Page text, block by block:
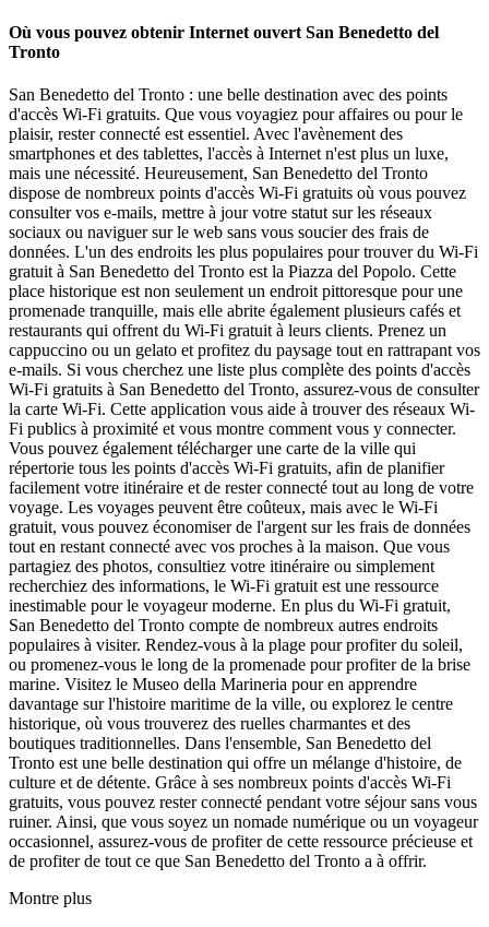
Où vous pouvez obtenir Internet ouvert San Benedetto del
Tronto
San Benedetto del Tronto : une belle destination avec des points
d'accès Wi-Fi gratuits. Que vous voyagiez pour affaires ou pour le
plaisir, rester connecté est essentiel. Avec l'avènement des
smartphones et des tablettes, l'accès à Internet n'est plus un luxe,
mais une nécessité. Heureusement, San Benedetto del Tronto
dispose de nombreux points d'accès Wi-Fi gratuits où vous pouvez
consulter vos e-mails, mettre à jour votre statut sur les réseaux
sociaux ou naviguer sur le web sans vous soucier des frais de
données. L'un des endroits les plus populaires pour trouver du Wi-Fi
gratuit à San Benedetto del Tronto est la Piazza del Popolo. Cette
place historique est non seulement un endroit pittoresque pour une
promenade tranquille, mais elle abrite également plusieurs cafés et
restaurants qui offrent du Wi-Fi gratuit à leurs clients. Prenez un
cappuccino ou un gelato et profitez du paysage tout en rattrapant vos
e-mails. Si vous cherchez une liste plus complète des points d'accès
Wi-Fi gratuits à San Benedetto del Tronto, assurez-vous de consulter
la carte Wi-Fi. Cette application vous aide à trouver des réseaux Wi-
Fi publics à proximité et vous montre comment vous y connecter.
Vous pouvez également télécharger une carte de la ville qui
répertorie tous les points d'accès Wi-Fi gratuits, afin de planifier
facilement votre itinéraire et de rester connecté tout au long de votre
voyage. Les voyages peuvent être coûteux, mais avec le Wi-Fi
gratuit, vous pouvez économiser de l'argent sur les frais de données
tout en restant connecté avec vos proches à la maison. Que vous
partagiez des photos, consultiez votre itinéraire ou simplement
recherchiez des informations, le Wi-Fi gratuit est une ressource
inestimable pour le voyageur moderne. En plus du Wi-Fi gratuit,
San Benedetto del Tronto compte de nombreux autres endroits
populaires à visiter. Rendez-vous à la plage pour profiter du soleil,
ou promenez-vous le long de la promenade pour profiter de la brise
marine. Visitez le Museo della Marineria pour en apprendre
davantage sur l'histoire maritime de la ville, ou explorez le centre
historique, où vous trouverez des ruelles charmantes et des
boutiques traditionnelles. Dans l'ensemble, San Benedetto del
Tronto est une belle destination qui offre un mélange d'histoire, de
culture et de détente. Grâce à ses nombreux points d'accès Wi-Fi
gratuits, vous pouvez rester connecté pendant votre séjour sans vous
ruiner. Ainsi, que vous soyez un nomade numérique ou un voyageur
occasionnel, assurez-vous de profiter de cette ressource précieuse et
de profiter de tout ce que San Benedetto del Tronto a à offrir.
Montre plus